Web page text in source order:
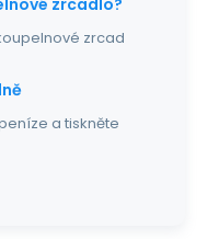
zrcadlo?
zrcad
a tiskněte